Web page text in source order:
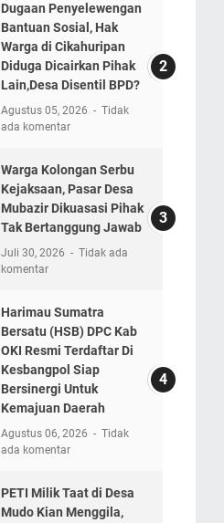
Dugaan Penyelewengan
Bantuan Sosial, Hak
Warga di Cikahuripan
Diduga Dicairkan Pihak
Lain,Desa Disentil BPD?
Agustus 05, 2026
Tidak
ada komentar
Warga Kolongan Serbu
Kejaksaan, Pasar Desa
Mubazir Dikuasasi Pihak
Tak Bertanggung Jawab
Juli 30, 2026
Tidak ada
komentar
Harimau Sumatra
Bersatu (HSB) DPC Kab
OKI Resmi Terdaftar Di
Kesbangpol Siap
Bersinergi Untuk
Kemajuan Daerah
Agustus 06, 2026
Tidak
ada komentar
PETI Milik Taat di Desa
Mudo Kian Menggila,